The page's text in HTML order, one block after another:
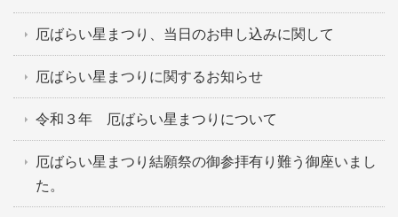
厄ばらい星まつり、当日のお申し込みに関して
厄ばらい星まつりに関するお知らせ
令和３年 厄ばらい星まつりについて
厄ばらい星まつり結願祭の御参拝有り難う御座いまし
た。